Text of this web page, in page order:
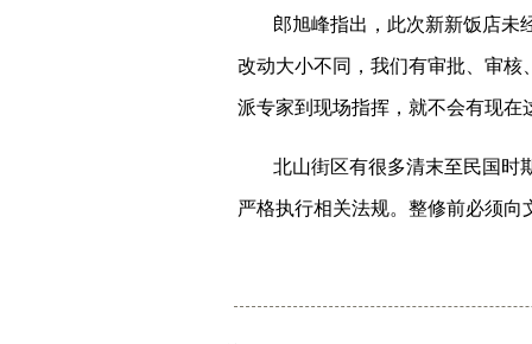
郎旭峰指出，此次新新饭店未
改动大小不同，我们有审批、审
派专家到现场指挥，就不会有现在
北山街区有很多清末至民国时
严格执行相关法规。整修前必须